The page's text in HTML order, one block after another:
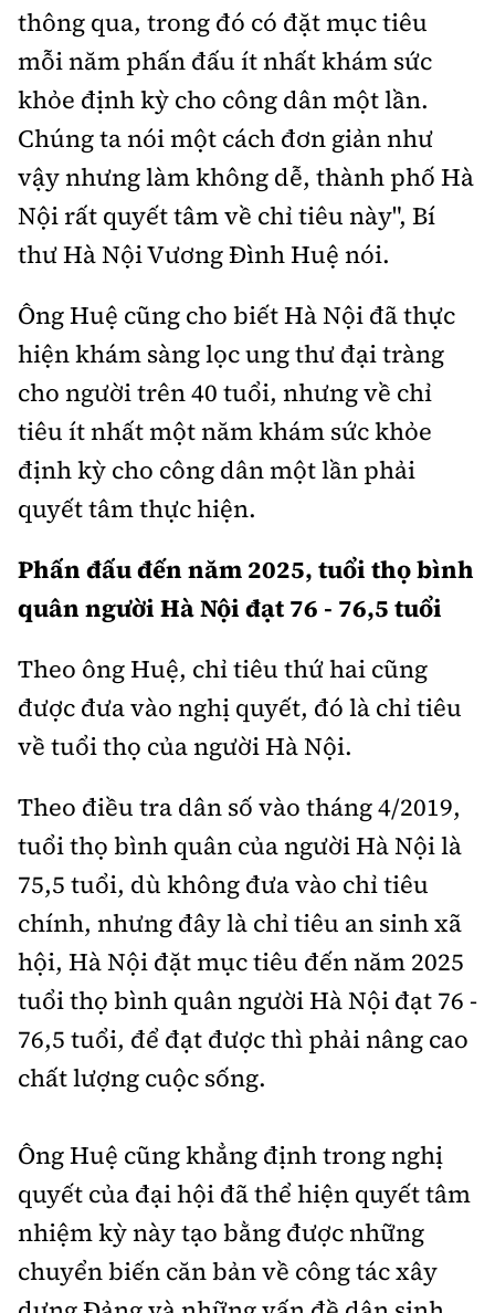
Email:bandoc@baoxaydung.vn
Cấm sao chép dưới mọi hình thức nếu không có sự
chấp thuận bằng văn bản.
Thông tin tòa
soạn
thông qua, trong đó có đặt mục tiêu
mỗi năm phấn đấu ít nhất khám sức
khỏe định kỳ cho công dân một lần.
Chúng ta nói một cách đơn giản như
vậy nhưng làm không dễ, thành phố Hà
Nội rất quyết tâm về chỉ tiêu này", Bí
thư Hà Nội Vương Đình Huệ nói.
Ông Huệ cũng cho biết Hà Nội đã thực
hiện khám sàng lọc ung thư đại tràng
cho người trên 40 tuổi, nhưng về chỉ
tiêu ít nhất một năm khám sức khỏe
định kỳ cho công dân một lần phải
quyết tâm thực hiện.
Phấn đấu đến năm 2025, tuổi thọ bình
quân người Hà Nội đạt 76 - 76,5 tuổi
Theo ông Huệ, chỉ tiêu thứ hai cũng
được đưa vào nghị quyết, đó là chỉ tiêu
về tuổi thọ của người Hà Nội.
Theo điều tra dân số vào tháng 4/2019,
tuổi thọ bình quân của người Hà Nội là
75,5 tuổi, dù không đưa vào chỉ tiêu
chính, nhưng đây là chỉ tiêu an sinh xã
hội, Hà Nội đặt mục tiêu đến năm 2025
tuổi thọ bình quân người Hà Nội đạt 76 -
76,5 tuổi, để đạt được thì phải nâng cao
chất lượng cuộc sống.
Ông Huệ cũng khẳng định trong nghị
quyết của đại hội đã thể hiện quyết tâm
nhiệm kỳ này tạo bằng được những
chuyển biến căn bản về công tác xây